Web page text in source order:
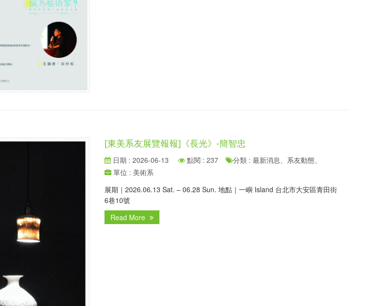
[東美系友展覽報報]《長光》-簡智忠
日期 : 2026-06-13 點閱 : 237
分類 : 最新消息、系友動態、
單位 : 美術系
展期｜2026.06.13 Sat. – 06.28 Sun. 地點｜一嶼 Island 台北市大安區青田街
6巷10號
Read More